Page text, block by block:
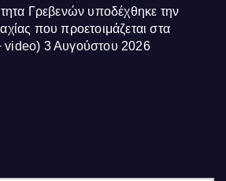
Γρεβενών υποδέχθηκε την
που προετοιμάζεται στα
video) 3 Αυγούστου 2026